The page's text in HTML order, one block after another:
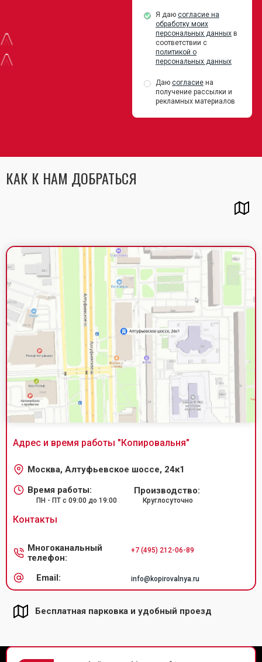
Я даю согласие на
обработку моих
персональных данных в
соответствии с
политикой о
персональных данных
Даю согласие на
получение рассылки и
рекламных материалов
КАК К НАМ ДОБРАТЬСЯ
Адрес и время работы "Копировальня"
Москва, Алтуфьевское шоссе, 24к1
Время работы:
ПН - ПТ с 09:00 до 19:00
Производство:
Круглосуточно
Контакты
Многоканальный
телефон:
+7 (495) 212-06-89
Email: info@kopirovalnya.ru
Бесплатная парковка и удобный проезд
^
^